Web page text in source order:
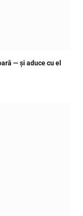
— și aduce cu el